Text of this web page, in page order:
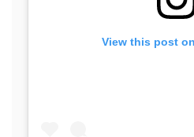
View this post